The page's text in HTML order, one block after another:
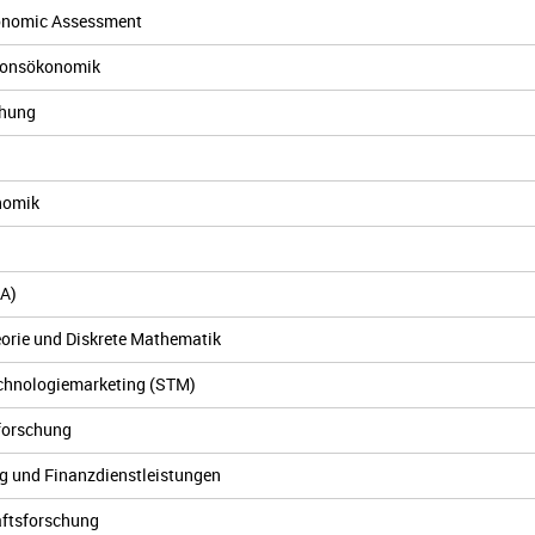
Assessment
und Diskrete Mathematik
(STM)
und Finanzdienstleistungen